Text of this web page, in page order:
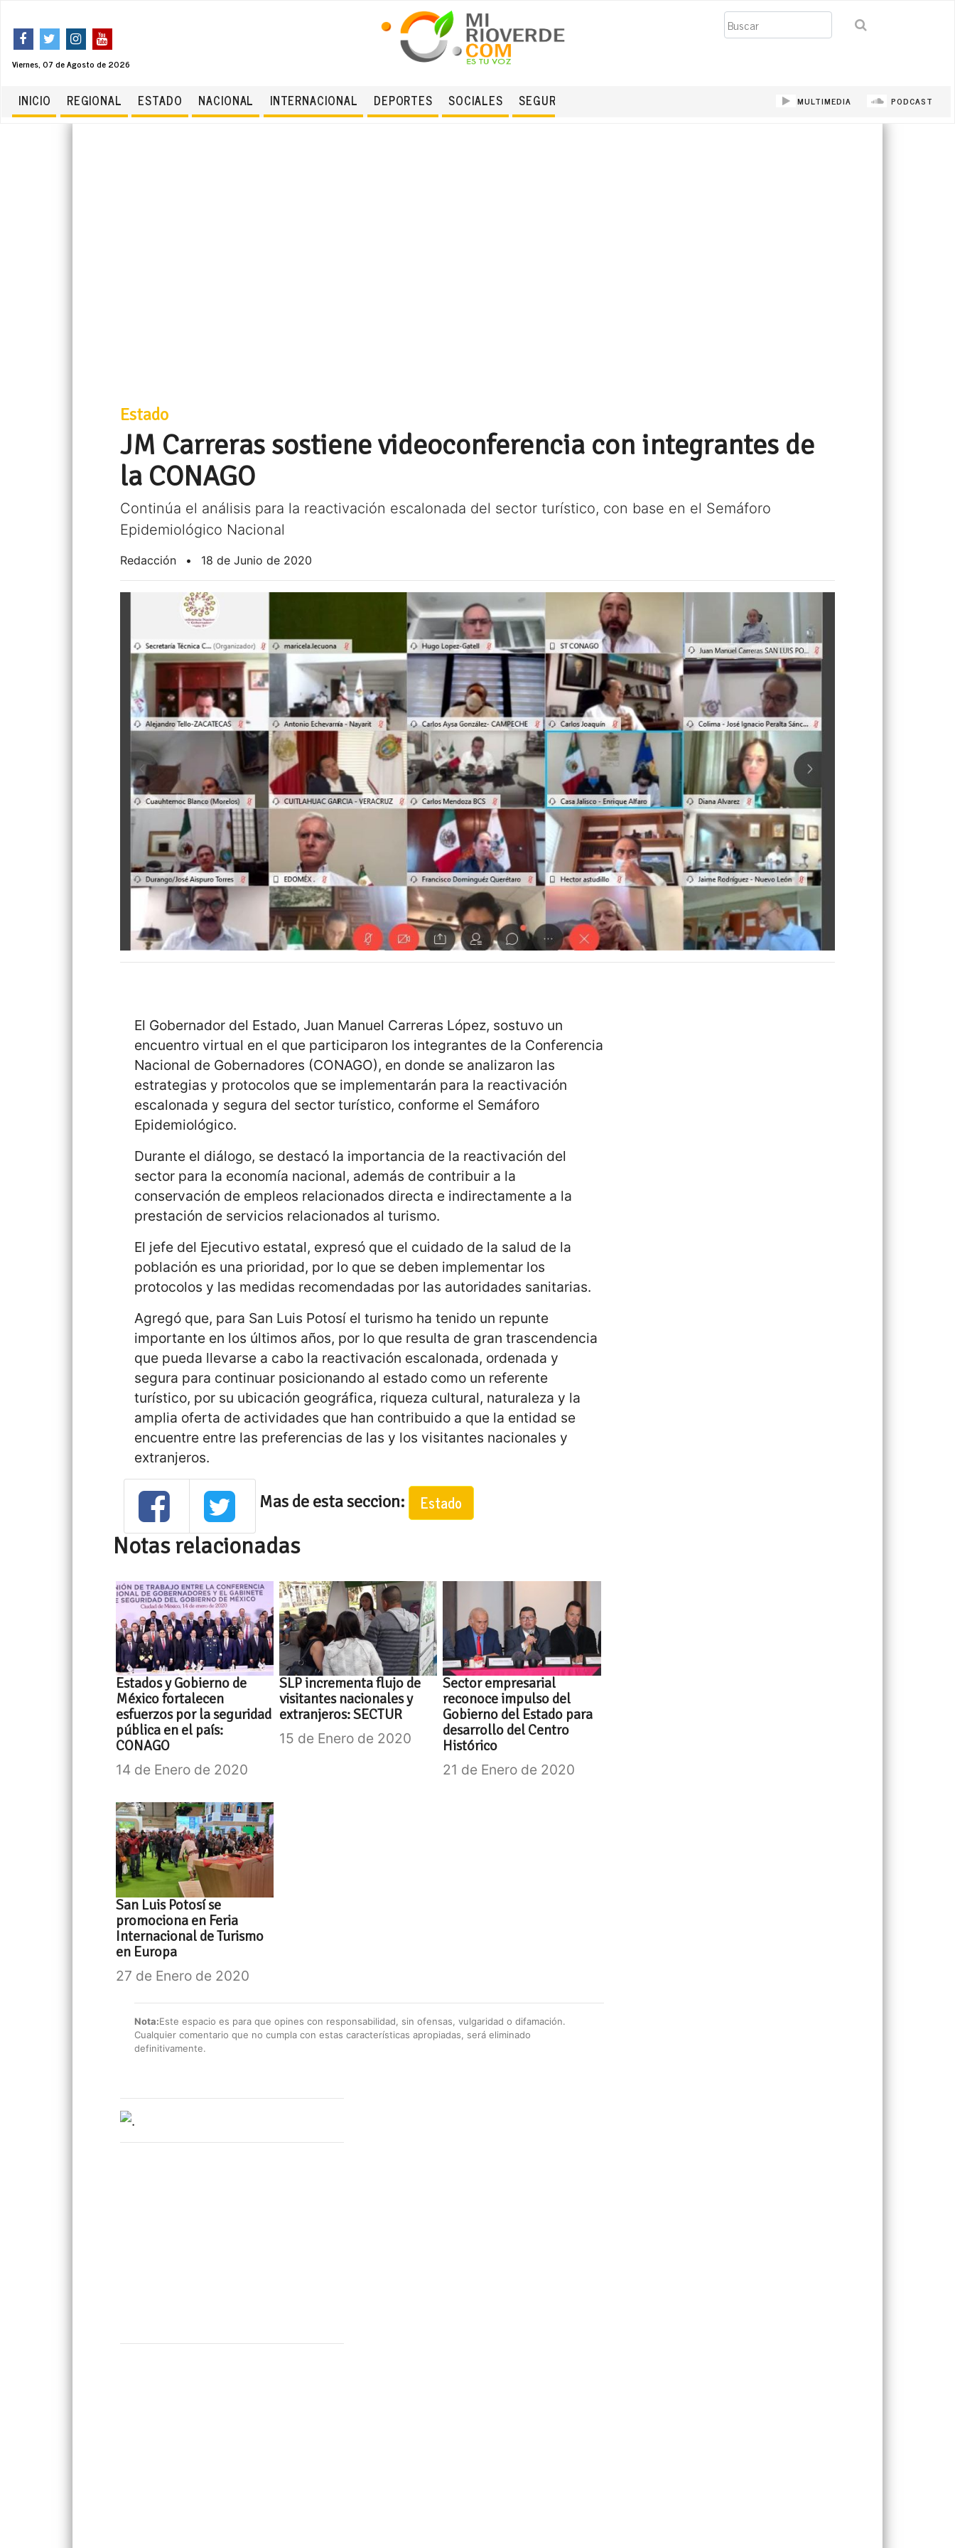
Viernes, 07 de Agosto de 2026
Buscar
INICIO REGIONAL ESTADO NACIONAL INTERNACIONAL DEPORTES SOCIALES SEGURIDAD MULTIMEDIA PODCAST
Estado
JM Carreras sostiene videoconferencia con integrantes de
la CONAGO
Continúa el análisis para la reactivación escalonada del sector turístico, con base en el Semáforo
Epidemiológico Nacional
Redacción • 18 de Junio de 2020
El Gobernador del Estado, Juan Manuel Carreras López, sostuvo un
encuentro virtual en el que participaron los integrantes de la Conferencia
Nacional de Gobernadores (CONAGO), en donde se analizaron las
estrategias y protocolos que se implementarán para la reactivación
escalonada y segura del sector turístico, conforme el Semáforo
Epidemiológico.
Durante el diálogo, se destacó la importancia de la reactivación del
sector para la economía nacional, además de contribuir a la
conservación de empleos relacionados directa e indirectamente a la
prestación de servicios relacionados al turismo.
El jefe del Ejecutivo estatal, expresó que el cuidado de la salud de la
población es una prioridad, por lo que se deben implementar los
protocolos y las medidas recomendadas por las autoridades sanitarias.
Agregó que, para San Luis Potosí el turismo ha tenido un repunte
importante en los últimos años, por lo que resulta de gran trascendencia
que pueda llevarse a cabo la reactivación escalonada, ordenada y
segura para continuar posicionando al estado como un referente
turístico, por su ubicación geográfica, riqueza cultural, naturaleza y la
amplia oferta de actividades que han contribuido a que la entidad se
encuentre entre las preferencias de las y los visitantes nacionales y
extranjeros.
Mas de esta seccion: Estado
Notas relacionadas
Estados y Gobierno de
México fortalecen
esfuerzos por la seguridad
pública en el país:
CONAGO
14 de Enero de 2020
SLP incrementa flujo de
visitantes nacionales y
extranjeros: SECTUR
15 de Enero de 2020
Sector empresarial
reconoce impulso del
Gobierno del Estado para
desarrollo del Centro
Histórico
21 de Enero de 2020
San Luis Potosí se
promociona en Feria
Internacional de Turismo
en Europa
27 de Enero de 2020
Nota:Este espacio es para que opines con responsabilidad, sin ofensas, vulgaridad o difamación.
Cualquier comentario que no cumpla con estas características apropiadas, será eliminado
definitivamente.